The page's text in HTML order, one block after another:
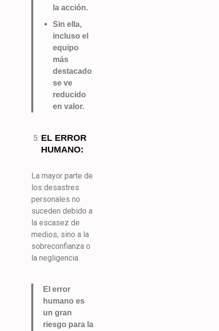
la acción.
Sin ella,
incluso el
equipo
más
destacado
se ve
reducido
en valor.
EL ERROR
HUMANO:
La mayor parte de
los desastres
personales no
suceden debido a
la escasez de
medios, sino a la
sobreconfianza o
la negligencia.
El error
humano es
un gran
riesgo para la